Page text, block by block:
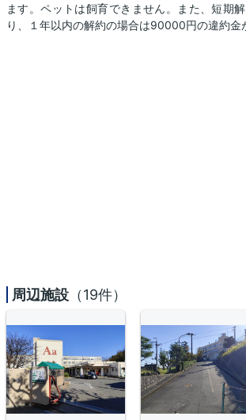
ます。ペットは飼育できません。また、短期
り、１年以内の解約の場合は90000円の違約金
周辺施設 （19件）